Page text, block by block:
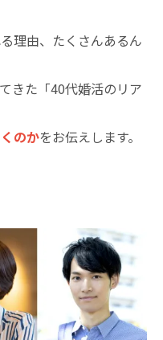
理由、たくさんあるん
きた「40代婚活のリア
のかをお伝えします。